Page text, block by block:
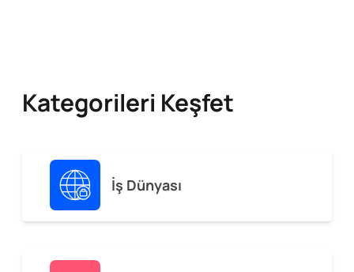
Kategorileri Keşfet
İş Dünyası